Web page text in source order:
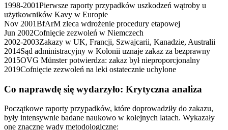
1998-2001Pierwsze raporty przypadków uszkodzeń wątroby u
użytkowników Kavy w Europie
Nov 2001BfArM zleca wdrożenie procedury etapowej
Jun 2002Cofnięcie zezwoleń w Niemczech
2002-2003Zakazy w UK, Francji, Szwajcarii, Kanadzie, Australii
2014Sąd administracyjny w Kolonii uznaje zakaz za bezprawny
2015OVG Münster potwierdza: zakaz był nieproporcjonalny
2019Cofnięcie zezwoleń na leki ostatecznie uchylone
Co naprawdę się wydarzyło: Krytyczna analiza
Początkowe raporty przypadków, które doprowadziły do zakazu,
były intensywnie badane naukowo w kolejnych latach. Wykazały
one znaczne wady metodologiczne: